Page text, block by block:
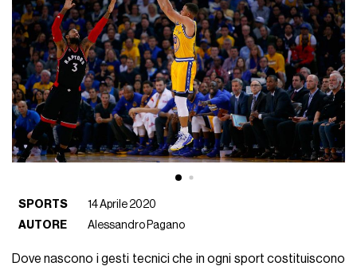
SPORTS
14 Aprile 2020
AUTORE
Alessandro Pagano
Dove nascono i gesti tecnici che in ogni sport costituiscono